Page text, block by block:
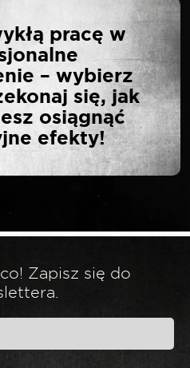
„SELTA
4″ 6-KĄTNA
6 MM”
opublikowany.
*
pracę w
– wybierz
się, jak
osiągnąć
efekty!
Zapisz się do